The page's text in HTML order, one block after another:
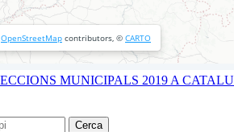
MUNICIPALS 2019 A
Cerca